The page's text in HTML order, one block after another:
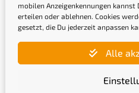
mobilen Anzeigenkennungen kannst
erteilen oder ablehnen. Cookies
gesetzt, die Du jederzeit anpassen
Alle